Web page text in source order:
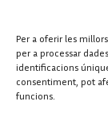
Per a oferir les
per a processar
identificacions
consentiment, pot
funcions.